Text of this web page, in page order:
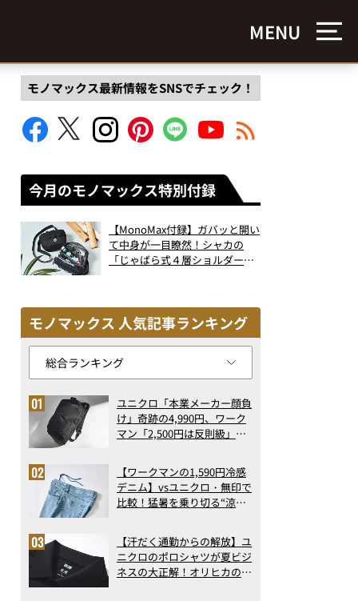
MENU
モノマックス最新情報をSNSでチェック！
今月のモノマックス特別付録
【MonoMax付録】ガバッと開い
て中身が一目瞭然！シャカの
「じゃばら式４層ショルダーバ
モノマックス 人気記事ランキング
ユニクロ「本業メーカー顔負
け」奇跡の4,990円、ワーク
マン「2,500円は反則級」凄
ト3】（2026年6月版）
【ワークマンの1,590円冷感
デニム】vsユニクロ・無印で
比較！猛暑を乗り切る“涼感
で決定版
【汗だく通勤からの解放】ユ
ニクロのポロシャツが夏ビジ
ネスの大正解！オリヒカの透